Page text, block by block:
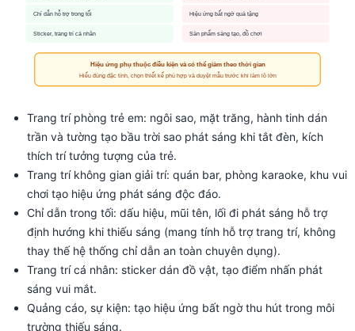
Trang trí phòng trẻ em: ngôi sao, mặt trăng, hành tinh dán
trần và tường tạo bầu trời sao phát sáng khi tắt đèn, kích
thích trí tưởng tượng của trẻ.
Trang trí không gian giải trí: quán bar, phòng karaoke, khu vui
chơi tạo hiệu ứng phát sáng độc đáo.
Chỉ dẫn trong tối: dấu hiệu, mũi tên, lối đi phát sáng hỗ trợ
định hướng khi thiếu sáng (mang tính hỗ trợ trang trí, không
thay thế hệ thống chỉ dẫn an toàn chuyên dụng).
Trang trí cá nhân: sticker dán đồ vật, tạo điểm nhấn phát
sáng vui mắt.
Quảng cáo, sự kiện: tạo hiệu ứng bất ngờ thu hút trong môi
trường thiếu sáng.